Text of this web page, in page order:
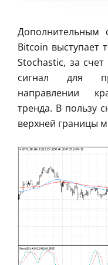
Дополнительным
Bitcoin выступает
Stochastic, за
сигнал для
направлении
тренда. В пользу
верхней границы